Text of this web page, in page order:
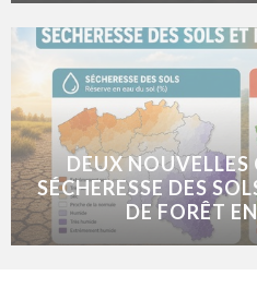
DEUX NOUVELLES
SÉCHERESSE DES
DE FORÊT